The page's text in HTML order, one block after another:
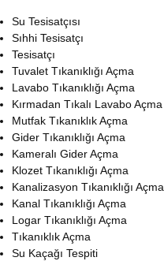
Su Tesisatçısı
Sıhhi Tesisatçı
Tesisatçı
Tuvalet Tıkanıklığı Açma
Lavabo Tıkanıklığı Açma
Kırmadan Tıkalı Lavabo Açma
Mutfak Tıkanıklık Açma
Gider Tıkanıklığı Açma
Kameralı Gider Açma
Klozet Tıkanıklığı Açma
Kanalizasyon Tıkanıklığı Açma
Kanal Tıkanıklığı Açma
Logar Tıkanıklığı Açma
Tıkanıklık Açma
Su Kaçağı Tespiti